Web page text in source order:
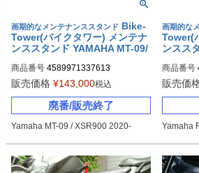
画期的なメンテナンススタンド Bike-
Tower(バイクタワー) メンテナ
ンススタンド YAMAHA MT-09/
商品番号 4589971337613
販売価格 ¥143,000税込
廃番/販売終了
Yamaha MT-09 / XSR900 2020-
画期的な
Tower(
ンスス
商品番号
販売価
Yamaha